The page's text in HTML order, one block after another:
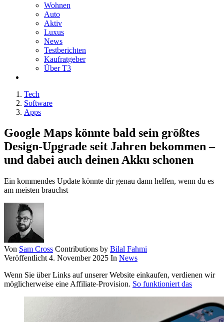
Wohnen
Auto
Aktiv
Luxus
News
Testberichten
Kaufratgeber
Über T3
Tech
Software
Apps
Google Maps könnte bald sein größtes
Design-Upgrade seit Jahren bekommen –
und dabei auch deinen Akku schonen
Ein kommendes Update könnte dir genau dann helfen, wenn du es
am meisten brauchst
Von Sam Cross Contributions by Bilal Fahmi
Veröffentlicht 4. November 2025 In News
Wenn Sie über Links auf unserer Website einkaufen, verdienen wir
möglicherweise eine Affiliate-Provision. So funktioniert das